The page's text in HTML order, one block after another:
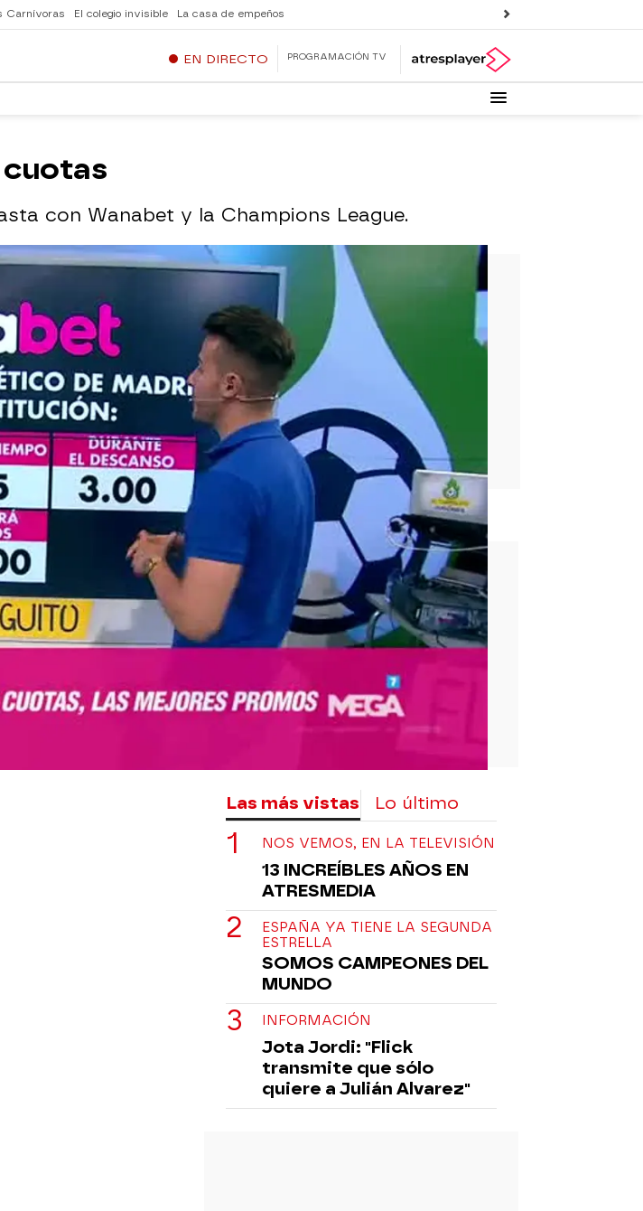
Carnívoras El colegio invisible La casa de empeños
EN DIRECTO PROGRAMACIÓN TV
con Wanabet y la Champions League.
WhatsappFacebook
X Flipboard
Las más vistas Lo último
NOS VEMOS, EN LA TELEVISIÓN
13 INCREÍBLES AÑOS EN
ATRESMEDIA
ESPAÑA YA TIENE LA SEGUNDA
ESTRELLA
SOMOS CAMPEONES DEL
MUNDO
INFORMACIÓN
Jota Jordi: "Flick
transmite que sólo
quiere a Julián Alvarez"